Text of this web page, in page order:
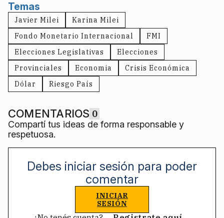
Temas
Javier Milei
Karina Milei
Fondo Monetario Internacional
FMI
Elecciones Legislativas
Elecciones
Provinciales
Economia
Crisis Económica
Dólar
Riesgo País
COMENTARIOS 0
Compartí tus ideas de forma responsable y
respetuosa.
Debes iniciar sesión para poder
comentar
INICIAR
SESIÓN